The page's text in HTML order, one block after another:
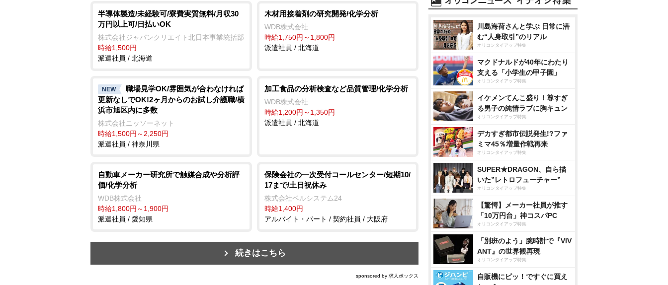
半導体製造/未経験可/寮費実質無料/月収30
万円以上可/日払いOK
株式会社ジャパンクリエイト北日本事業統括部
時給1,500円
派遣社員 / 北海道
木材用接着剤の研究開発/化学分析
WDB株式会社
時給1,750円～1,800円
派遣社員 / 北海道
NEW
職場見学OK/雰囲気が合わなければ
更新なしでOK!2ヶ月からのお試し介護職/横
浜市旭区内に多数
株式会社ニッソーネット
時給1,500円～2,250円
派遣社員 / 神奈川県
加工食品の分析検査など品質管理/化学分析
WDB株式会社
時給1,200円～1,350円
派遣社員 / 北海道
自動車メーカー研究所で触媒合成や分析評
価/化学分析
WDB株式会社
時給1,800円～1,900円
派遣社員 / 愛知県
保険会社の一次受付コールセンター/短期10/
17まで/土日祝休み
株式会社ベルシステム24
時給1,400円
アルバイト・パート / 契約社員 / 大阪府
続きはこちら
sponsored by 求人ボックス
川島海荷さんと学ぶ 日常に潜
む“人身取引”のリアル
オリコンタイアップ特集
マクドナルドが40年にわたり
支える「小学生の甲子園」
オリコンタイアップ特集
イケメンてんこ盛り！尊すぎ
る男子の純情ラブに胸キュン
オリコンタイアップ特集
デカすぎ都市伝説発生!?ファ
ミマ45％増量作戦再来
オリコンタイアップ特集
SUPER★DRAGON、自ら描
いた”レトロフューチャー”
オリコンタイアップ特集
【驚愕】メーカー社員が推す
「10万円台」神コスパPC
オリコンタイアップ特集
「別班のよう」腕時計で『VIV
ANT』の世界観再現
オリコンタイアップ特集
自販機にピッ！ですぐに買え